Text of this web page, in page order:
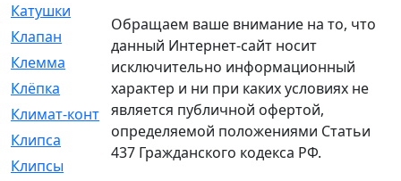
Катушки
Клапан
[375]
Клемма
[5]
Клёпка
[2]
Климат-контроль
[3]
Клипса
[21]
Клипсы
[321]
Обращаем ваше внимание на то, что
данный Интернет-сайт носит
исключительно информационный
характер и ни при каких условиях не
является публичной офертой,
определяемой положениями Статьи
437 Гражданского кодекса РФ.